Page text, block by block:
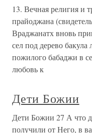
13. Вечная религия и
прайоджана
Враджанатх вновь
сел под дерево
пожилого бабаджи в
любовь к
Дети Божии
Дети Божии 27 А что
получили от Него, в